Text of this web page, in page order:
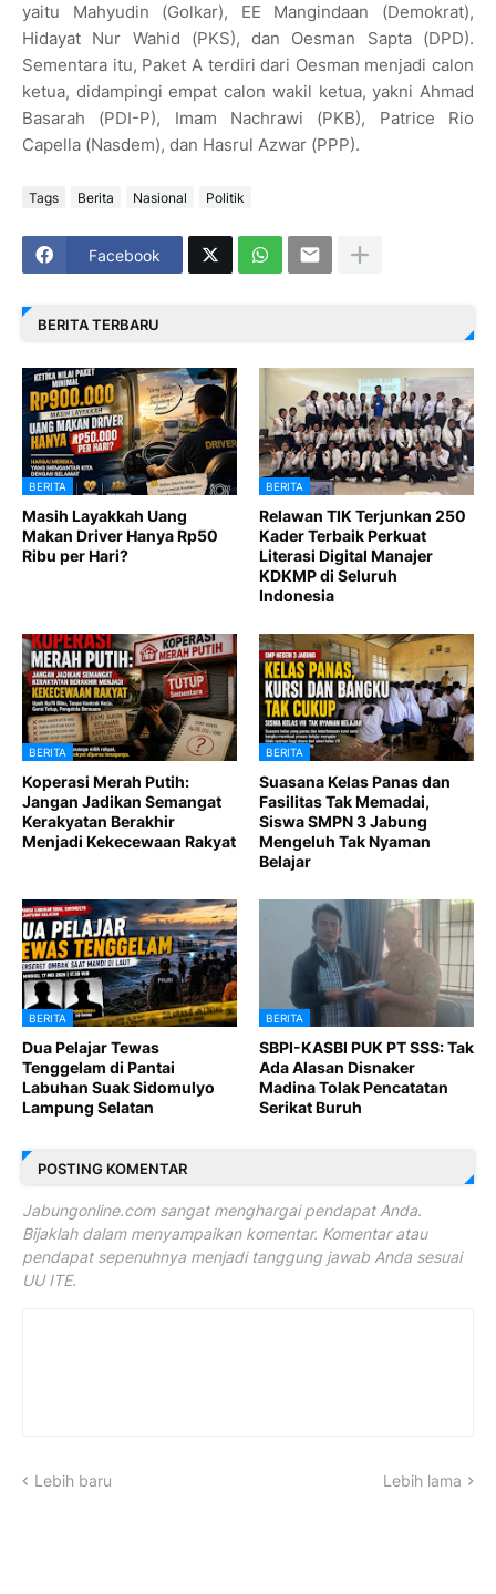
yaitu Mahyudin (Golkar), EE Mangindaan (Demokrat),
Hidayat Nur Wahid (PKS), dan Oesman Sapta (DPD).
Sementara itu, Paket A terdiri dari Oesman menjadi calon
ketua, didampingi empat calon wakil ketua, yakni Ahmad
Basarah (PDI-P), Imam Nachrawi (PKB), Patrice Rio
Capella (Nasdem), dan Hasrul Azwar (PPP).
Tags Berita Nasional Politik
Facebook
BERITA TERBARU
BERITA
Masih Layakkah Uang
Makan Driver Hanya Rp50
Ribu per Hari?
BERITA
Relawan TIK Terjunkan 250
Kader Terbaik Perkuat
Literasi Digital Manajer
KDKMP di Seluruh
Indonesia
BERITA
Koperasi Merah Putih:
Jangan Jadikan Semangat
Kerakyatan Berakhir
Menjadi Kekecewaan Rakyat
BERITA
Suasana Kelas Panas dan
Fasilitas Tak Memadai,
Siswa SMPN 3 Jabung
Mengeluh Tak Nyaman
Belajar
BERITA
Dua Pelajar Tewas
Tenggelam di Pantai
Labuhan Suak Sidomulyo
Lampung Selatan
BERITA
SBPI-KASBI PUK PT SSS: Tak
Ada Alasan Disnaker
Madina Tolak Pencatatan
Serikat Buruh
POSTING KOMENTAR
Jabungonline.com sangat menghargai pendapat Anda.
Bijaklah dalam menyampaikan komentar. Komentar atau
pendapat sepenuhnya menjadi tanggung jawab Anda sesuai
UU ITE.
Lebih baru Lebih lama